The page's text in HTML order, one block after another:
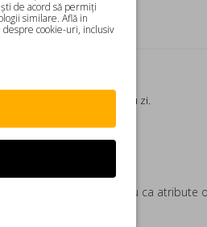
URI
oricarei tinute de zi cu zi.
indraznete au ca
de acord să permiți
similare. Află in
cookie-uri, inclusiv